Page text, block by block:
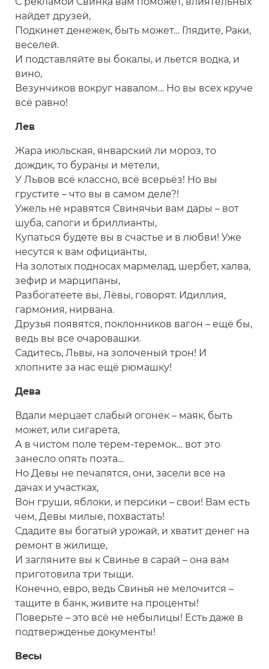
найдет друзей,
Подкинет денежек, быть может… Глядите, Раки,
веселей.
И подставляйте вы бокалы, и льется водка, и
вино,
Везунчиков вокруг навалом… Но вы всех круче
всё равно!
Лев
Жара июльская, январский ли мороз, то
дождик, то бураны и метели,
У Львов всё классно, всё всерьёз! Но вы
грустите – что вы в самом деле?!
Ужель не нравятся Свинячьи вам дары – вот
шуба, сапоги и бриллианты,
Купаться будете вы в счастье и в любви! Уже
несутся к вам официанты,
На золотых подносах мармелад, шербет, халва,
зефир и марципаны,
Разбогатеете вы, Лёвы, говорят. Идиллия,
гармония, нирвана.
Друзья появятся, поклонников вагон – ещё бы,
ведь вы все очаровашки.
Садитесь, Львы, на золоченый трон! И
хлопните за нас ещё рюмашку!
Дева
Вдали мерцает слабый огонек – маяк, быть
может, или сигарета,
А в чистом поле терем-теремок… вот это
занесло опять поэта…
Но Девы не печалятся, они, засели все на
дачах и участках,
Вон груши, яблоки, и персики – свои! Вам есть
чем, Девы милые, похвастать!
Сдадите вы богатый урожай, и хватит денег на
ремонт в жилище,
И загляните вы к Свинье в сарай – она вам
приготовила три тыщи.
Конечно, евро, ведь Свинья не мелочится –
тащите в банк, живите на проценты!
Поверьте – это всё не небылицы! Есть даже в
подтвержденье документы!
Весы